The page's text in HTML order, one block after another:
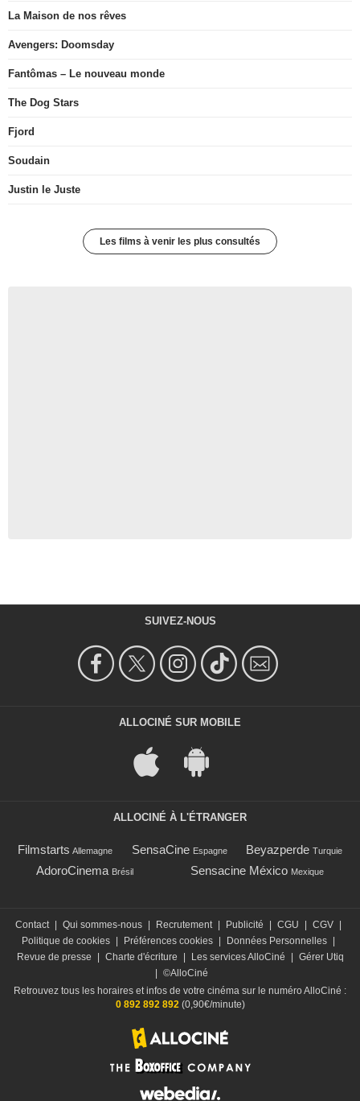
La Maison de nos rêves
Avengers: Doomsday
Fantômas – Le nouveau monde
The Dog Stars
Fjord
Soudain
Justin le Juste
Les films à venir les plus consultés
SUIVEZ-NOUS
ALLOCINÉ SUR MOBILE
ALLOCINÉ À L'ÉTRANGER
Filmstarts Allemagne SensaCine Espagne Beyazperde Turquie
AdoroCinema Brésil Sensacine México Mexique
Contact | Qui sommes-nous | Recrutement | Publicité | CGU | CGV |
Politique de cookies | Préférences cookies | Données Personnelles |
Revue de presse
| Charte d'écriture | Les services AlloCiné | Gérer Utiq
| ©AlloCiné
Retrouvez tous les horaires et infos de votre cinéma sur le numéro AlloCiné :
0 892 892 892(0,90€/minute)